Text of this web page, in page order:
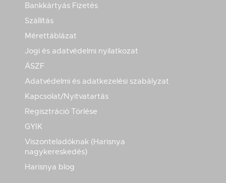
Bankkártyás Fizetés
Szállítás
Mérettáblázat
Jogi és adatvédelmi nyilatkozat
ÁSZF
Adatvédelmi és adatkezelési szabályzat
Kapcsolat/Nyitvatartás
Regisztráció Törlése
GYIK
Viszonteladóknak (Harisnya
nagykereskedés)
Harisnya blog